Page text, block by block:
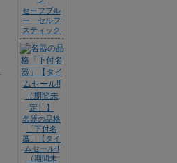
セーフブル
ー セルフ
スティック
名器の品格
「下付名
器」【タイ
ムセール!!
（期間未